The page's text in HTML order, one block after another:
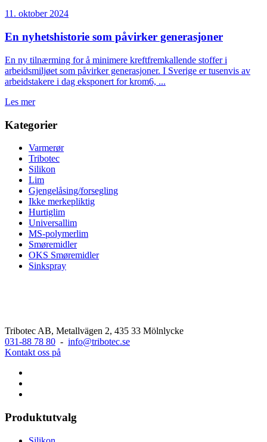
11. oktober 2024
En nyhetshistorie som påvirker generasjoner
En ny tilnærming for å minimere kreftfremkallende stoffer i
arbeidsmiljøet som påvirker generasjoner. I Sverige er tusenvis av
arbeidstakere i dag eksponert for krom6, ...
Les mer
Kategorier
Varmerør
Tribotec
Silikon
Lim
Gjengelåsing/forsegling
Ikke merkepliktig
Hurtiglim
Universallim
MS-polymerlim
Smøremidler
OKS Smøremidler
Sinkspray
Tribotec AB, Metallvägen 2, 435 33 Mölnlycke
031-88 78 80 - info@tribotec.se
Kontakt oss på
Produktutvalg